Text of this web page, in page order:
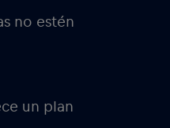
no estén
un plan